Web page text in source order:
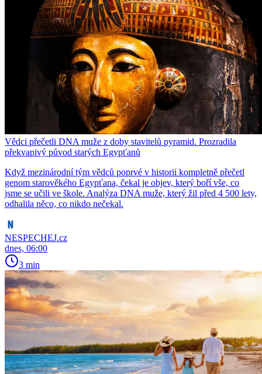
Vědci přečetli DNA muže z doby stavitelů pyramid. Prozradila
překvapivý původ starých Egypťanů
Když mezinárodní tým vědců poprvé v historii kompletně přečetl
genom starověkého Egypťana, čekal je objev, který boří vše, co
jsme se učili ve škole. Analýza DNA muže, který žil před 4 500 lety,
odhalila něco, co nikdo nečekal.
NESPECHEJ.cz
dnes, 06:00
3 min